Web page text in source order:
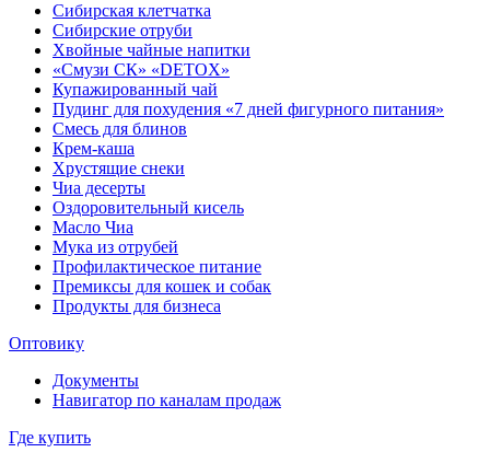
Сибирская клетчатка
Сибирские отруби
Хвойные чайные напитки
«Смузи СК» «DETOX»
Купажированный чай
Пудинг для похудения «7 дней фигурного питания»
Смесь для блинов
Крем-каша
Хрустящие снеки
Чиа десерты
Оздоровительный кисель
Масло Чиа
Мука из отрубей
Профилактическое питание
Премиксы для кошек и собак
Продукты для бизнеса
Оптовику
Документы
Навигатор по каналам продаж
Где купить